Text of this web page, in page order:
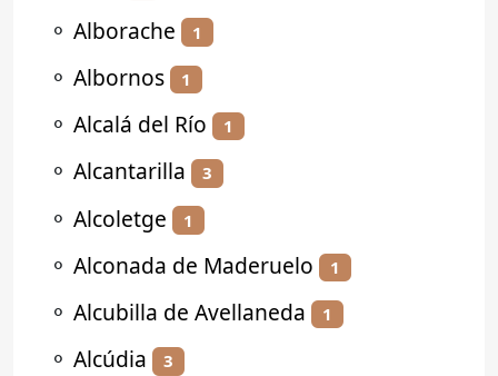
⚬ Alborache 1
⚬ Albornos 1
⚬ Alcalá del Río 1
⚬ Alcantarilla 3
⚬ Alcoletge 1
⚬ Alconada de Maderuelo 1
⚬ Alcubilla de Avellaneda 1
⚬ Alcúdia 3